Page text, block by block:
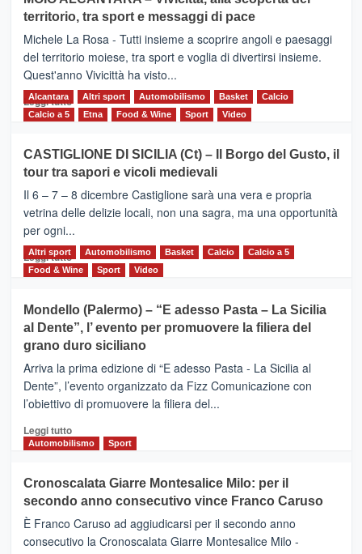
Torna
la
Supermaratona
dell’Etna
territorio, tra sport e messaggi di pace
Michele La Rosa - Tutti insieme a scoprire angoli e paesaggi
del territorio moiese, tra sport e voglia di divertirsi insieme.
Quest'anno Vivicittà ha visto...
Leggi tutto Leggi
MOIO
ALCANTARA
–
Vivicittà,
alla
scoperta
del
territorio,
e
messaggi
di
Alcantara Altri sport Automobilismo Basket
Calcio
Calcio a 5
Etna Food & Wine Sport Video
CASTIGLIONE DI SICILIA (Ct) – Il Borgo del Gusto, il
tour tra sapori e vicoli medievali
Il 6 – 7 – 8 dicembre Castiglione sarà una vera e propria
vetrina delle delizie locali, non una sagra, ma una opportunità
per ogni...
Leggi tuttoLeggi
di
CASTIGLIONE
DI
SICILIA
(Ct)
–
Il
Borgo
Gusto,
il
tra
sapori
vicoli
medievali
Altri sport Automobilismo Basket Calcio
Calcio a 5
Food & Wine
Sport Video
Mondello (Palermo) – “E adesso Pasta – La Sicilia
al Dente”, l’ evento per promuovere la filiera del
grano duro siciliano
Arriva la prima edizione di “E adesso Pasta - La Sicilia al
Dente”, l’evento organizzato da Fizz Comunicazione con
l’obiettivo di promuovere la filiera del...
Leggi tuttoLeggi
di
Mondello
(Palermo)
–
“E
adesso
Automobilismo Sport
Cronoscalata Giarre Montesalice Milo: per il
secondo anno consecutivo vince Franco Caruso
È Franco Caruso ad aggiudicarsi per il secondo anno
consecutivo la Cronoscalata Giarre Montesalice Milo -